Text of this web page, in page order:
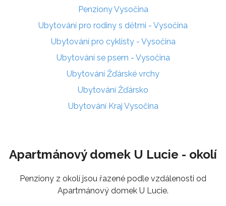
Penziony Vysočina
Ubytování pro rodiny s dětmi - Vysočina
Ubytování pro cyklisty - Vysočina
Ubytování se psem - Vysočina
Ubytování Žďárské vrchy
Ubytování Žďársko
Ubytování Kraj Vysočina
Apartmánový domek U Lucie - okolí
Penziony z okolí jsou řazené podle vzdálenosti od
Apartmánový domek U Lucie.